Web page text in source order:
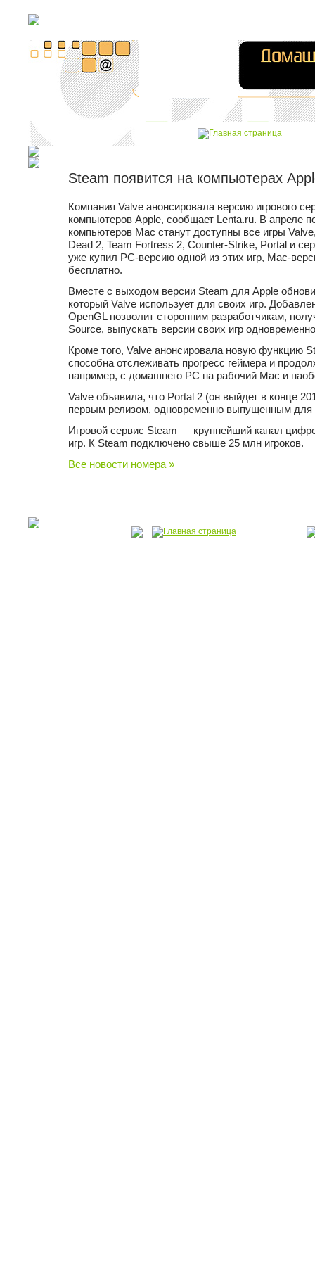
Steam появится на компьютерах
Компания Valve анонсировала версию игрового
компьютеров Apple, сообщает Lenta.ru. В апреле
компьютеров Mac станут доступны все игры
Dead 2, Team Fortress 2, Counter-Strike, Portal и
уже купил PC-версию одной из этих игр, Mac-
бесплатно.
Вместе с выходом версии Steam для Apple
который Valve использует для своих игр.
OpenGL позволит сторонним разработчикам,
Source, выпускать версии своих игр
Кроме того, Valve анонсировала новую функцию
способна отслеживать прогресс геймера и
например, с домашнего PC на рабочий Mac и
Valve объявила, что Portal 2 (он выйдет в конце
первым релизом, одновременно выпущенным для
Игровой сервис Steam — крупнейший канал
игр. К Steam подключено свыше 25 млн игроков.
Все новости номера »